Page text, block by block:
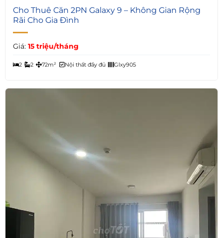
5
Cho Thuê Căn 2PN Galaxy 9 – Không Gian Rộng
Rãi Cho Gia Đình
Giá: 15 triệu/tháng
2 2 72m² Nội thất đầy đủ Glxy905